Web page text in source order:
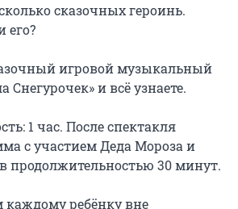
сказочных героинь.
его?
игровой музыкальный
Снегурочек» и всё узнаете.
1 час. После спектакля
с участием Деда Мороза и
продолжительностью 30 минут.
каждому ребёнку вне